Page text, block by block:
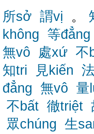
所sở 謂vị 。
không 等đẳng
無vô
處xứ 不
知tri
見kiến
đẳng 無vô 量
不bất 徹triệt
眾chúng 生